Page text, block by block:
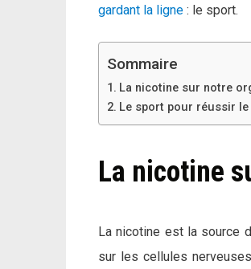
gardant la ligne : le sport.
Sommaire
La nicotine sur notre
Le sport pour réussir
La nicotine
La nicotine est la source
sur les cellules